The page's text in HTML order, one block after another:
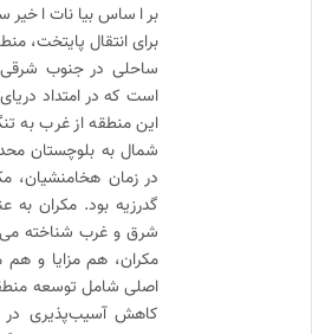
بر اساس بیانات اخیر
برای انتقال پایتخت،
ساحلی در جنوب شرقی
است که در امتداد
این منطقه از غرب به
شمال به بلوچستان
در زمان هخامنشیان،
گدرزیه بود. مکران
شرق و غرب شناخته
مکران، هم مزایا و هم
اصلی شامل توسعه
کاهش آسیب‌پذیری در